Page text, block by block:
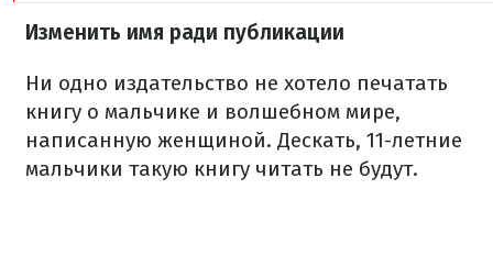
Изменить имя ради публикации
Ни одно издательство не хотело печатать
книгу о мальчике и волшебном мире,
написанную женщиной. Дескать, 11-летние
мальчики такую книгу читать не будут.